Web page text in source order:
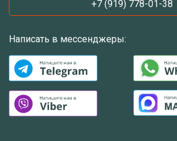
+7 (919) 778-01-38
Написать в мессенджеры: